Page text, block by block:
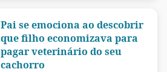
Pai se emociona ao descobrir
que filho economizava para
pagar veterinário do seu
cachorro